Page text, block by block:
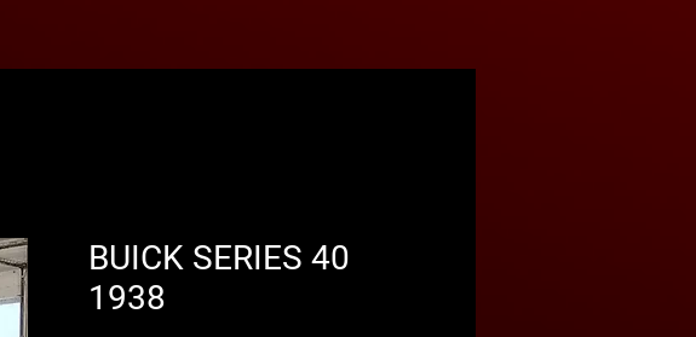
BUICK SERIES 40
1938